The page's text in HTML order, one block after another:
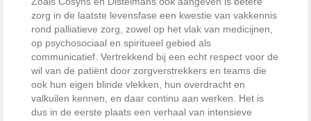
zorg in de laatste levensfase een kwestie van vakkennis
rond palliatieve zorg, zowel op het vlak van medicijnen,
op psychosociaal en spiritueel gebied als
communicatief. Vertrekkend bij een echt respect voor de
wil van de patiënt door zorgverstrekkers en teams die
ook hun eigen blinde vlekken, hun overdracht en
valkuilen kennen, en daar continu aan werken. Het is
dus in de eerste plaats een verhaal van intensieve